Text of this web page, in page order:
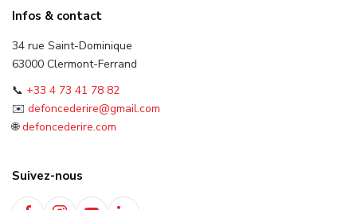
Infos & contact
34 rue Saint-Dominique
63000 Clermont-Ferrand
📞 +33 4 73 41 78 82
✉️ defoncederire@gmail.com
🌐defoncederire.com
Suivez-nous